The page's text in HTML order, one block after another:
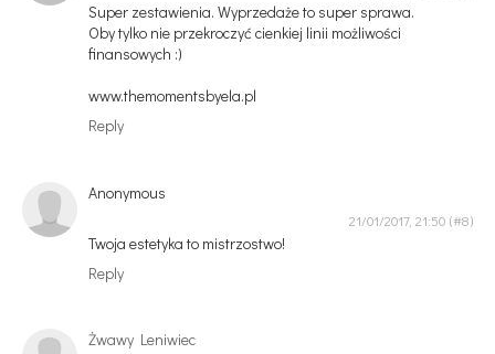
Super zestawienia. Wyprzedaże to super sprawa.
Oby tylko nie przekroczyć cienkiej linii możliwości
finansowych :)
www.themomentsbyela.pl
Reply
Anonymous
21/01/2017, 21:50
Twoja estetyka to mistrzostwo!
Reply
Żwawy Leniwiec